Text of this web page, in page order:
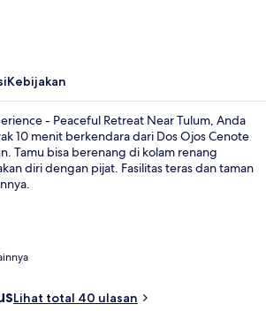
Kebijakan
- Peaceful Retreat Near Tulum, Anda
10 menit berkendara dari Dos Ojos Cenote
Tamu bisa berenang di kolam renang
diri dengan pijat. Fasilitas teras dan taman
Lihat total 40 ulasan